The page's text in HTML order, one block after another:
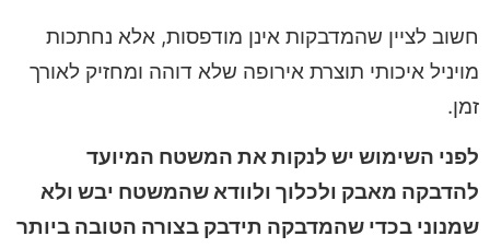
חשוב לציין שהמדבקות אינן מודפסות, אלא נחתכות
מויניל איכותי תוצרת אירופה שלא דוהה ומחזיק לאורך
זמן.
לפני השימוש יש לנקות את המשטח המיועד
להדבקה מאבק ולכלוך ולוודא שהמשטח יבש ולא
שמנוני בכדי שהמדבקה תידבק בצורה הטובה ביותר